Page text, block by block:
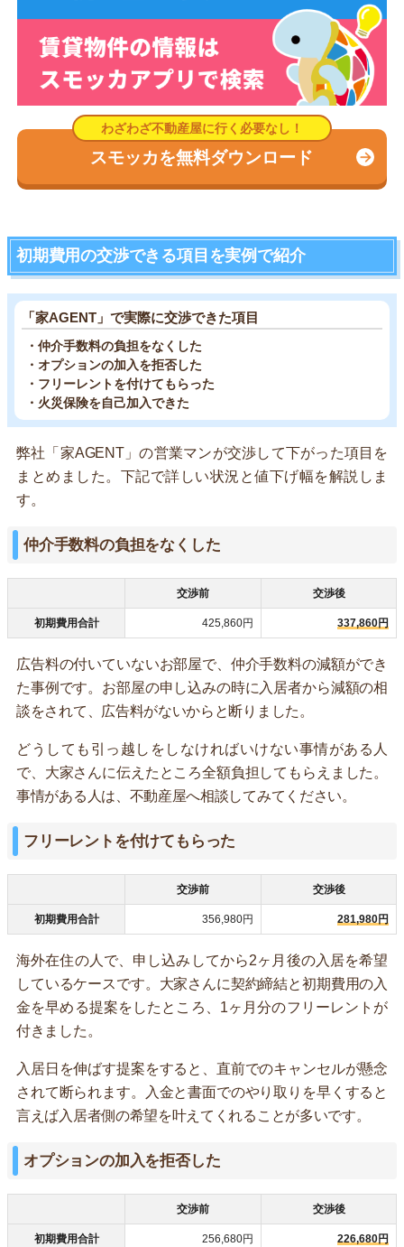
スモッカを無料ダウンロード
初期費用の交渉できる項目を実例で紹介
「家AGENT」で実際に交渉できた項目
・仲介手数料の負担をなくした
・オプションの加入を拒否した
・フリーレントを付けてもらった
・火災保険を自己加入できた
弊社「家AGENT」の営業マンが交渉して下がった項目を
まとめました。下記で詳しい状況と値下げ幅を解説しま
す。
仲介手数料の負担をなくした
交渉前 交渉後
初期費用合計 425,860円 337,860円
広告料の付いていないお部屋で、仲介手数料の減額ができ
た事例です。お部屋の申し込みの時に入居者から減額の相
談をされて、広告料がないからと断りました。
どうしても引っ越しをしなければいけない事情がある人
で、大家さんに伝えたところ全額負担してもらえました。
事情がある人は、不動産屋へ相談してみてください。
フリーレントを付けてもらった
交渉前 交渉後
初期費用合計 356,980円 281,980円
海外在住の人で、申し込みしてから2ヶ月後の入居を希望
しているケースです。大家さんに契約締結と初期費用の入
金を早める提案をしたところ、1ヶ月分のフリーレントが
付きました。
入居日を伸ばす提案をすると、直前でのキャンセルが懸念
されて断られます。入金と書面でのやり取りを早くすると
言えば入居者側の希望を叶えてくれることが多いです。
オプションの加入を拒否した
交渉前 交渉後
初期費用合計 256,680円 226,680円